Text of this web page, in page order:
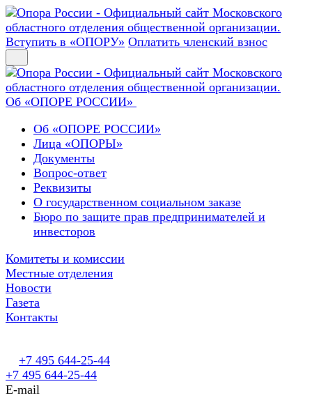
Вступить в «ОПОРУ» Оплатить членский взнос
Об «ОПОРЕ РОССИИ»
Об «ОПОРЕ РОССИИ»
Лица «ОПОРЫ»
Документы
Вопрос-ответ
Реквизиты
О государственном социальном заказе
Бюро по защите прав предпринимателей и
инвесторов
Комитеты и комиссии
Местные отделения
Новости
Газета
Контакты
+7 495 644-25-44
+7 495 644-25-44
E-mail